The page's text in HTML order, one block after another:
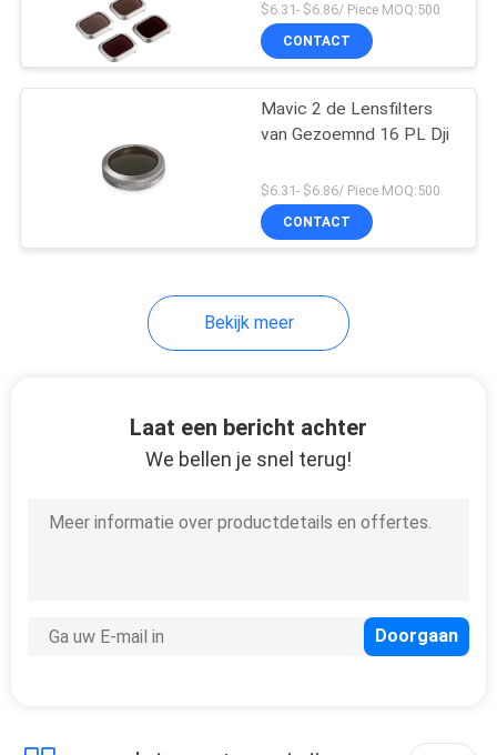
$6.31- $6.86/ Piece MOQ:500
CONTACT
Mavic 2 de Lensfilters
van Gezoemnd 16 PL Dji
$6.31- $6.86/ Piece MOQ:500
CONTACT
Bekijk meer
Laat een bericht achter
We bellen je snel terug!